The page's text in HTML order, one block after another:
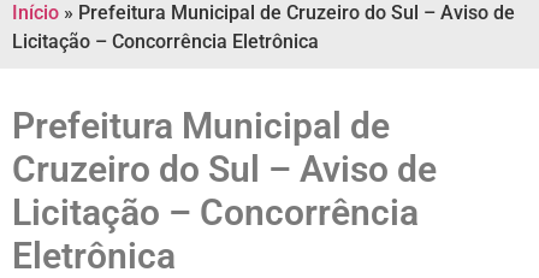
Início » Prefeitura Municipal de Cruzeiro do Sul – Aviso de
Licitação – Concorrência Eletrônica
Prefeitura Municipal de
Cruzeiro do Sul – Aviso de
Licitação – Concorrência
Eletrônica